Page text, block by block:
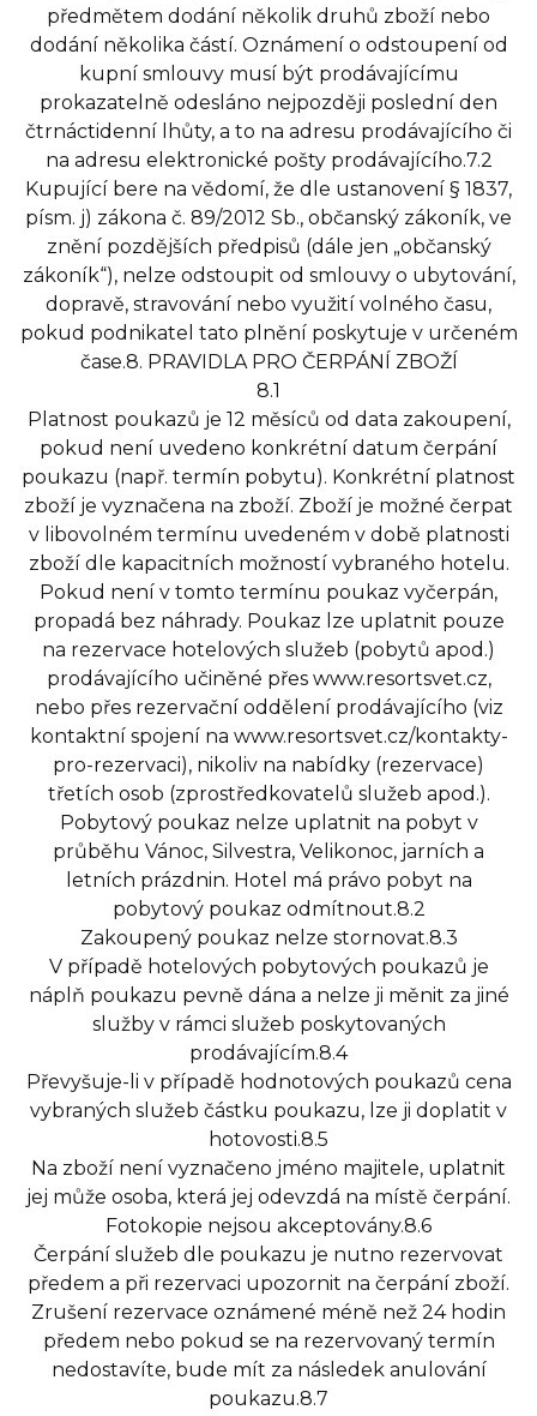
předmětem dodání několik druhů zboží nebo
dodání několika částí. Oznámení o odstoupení od
kupní smlouvy musí být prodávajícímu
prokazatelně odesláno nejpozději poslední den
čtrnáctidenní lhůty, a to na adresu prodávajícího či
na adresu elektronické pošty prodávajícího.7.2
Kupující bere na vědomí, že dle ustanovení § 1837,
písm. j) zákona č. 89/2012 Sb., občanský zákoník, ve
znění pozdějších předpisů (dále jen „občanský
zákoník“), nelze odstoupit od smlouvy o ubytování,
dopravě, stravování nebo využití volného času,
pokud podnikatel tato plnění poskytuje v určeném
čase.8. PRAVIDLA PRO ČERPÁNÍ ZBOŽÍ
8.1
Platnost poukazů je 12 měsíců od data zakoupení,
pokud není uvedeno konkrétní datum čerpání
poukazu (např. termín pobytu). Konkrétní platnost
zboží je vyznačena na zboží. Zboží je možné čerpat
v libovolném termínu uvedeném v době platnosti
zboží dle kapacitních možností vybraného hotelu.
Pokud není v tomto termínu poukaz vyčerpán,
propadá bez náhrady. Poukaz lze uplatnit pouze
na rezervace hotelových služeb (pobytů apod.)
prodávajícího učiněné přes www.resortsvet.cz,
nebo přes rezervační oddělení prodávajícího (viz
kontaktní spojení na www.resortsvet.cz/kontakty-
pro-rezervaci), nikoliv na nabídky (rezervace)
třetích osob (zprostředkovatelů služeb apod.).
Pobytový poukaz nelze uplatnit na pobyt v
průběhu Vánoc, Silvestra, Velikonoc, jarních a
letních prázdnin. Hotel má právo pobyt na
pobytový poukaz odmítnout.8.2
Zakoupený poukaz nelze stornovat.8.3
V případě hotelových pobytových poukazů je
náplň poukazu pevně dána a nelze ji měnit za jiné
služby v rámci služeb poskytovaných
prodávajícím.8.4
Převyšuje-li v případě hodnotových poukazů cena
vybraných služeb částku poukazu, lze ji doplatit v
hotovosti.8.5
Na zboží není vyznačeno jméno majitele, uplatnit
jej může osoba, která jej odevzdá na místě čerpání.
Fotokopie nejsou akceptovány.8.6
Čerpání služeb dle poukazu je nutno rezervovat
předem a při rezervaci upozornit na čerpání zboží.
Zrušení rezervace oznámené méně než 24 hodin
předem nebo pokud se na rezervovaný termín
nedostavíte, bude mít za následek anulování
poukazu.8.7